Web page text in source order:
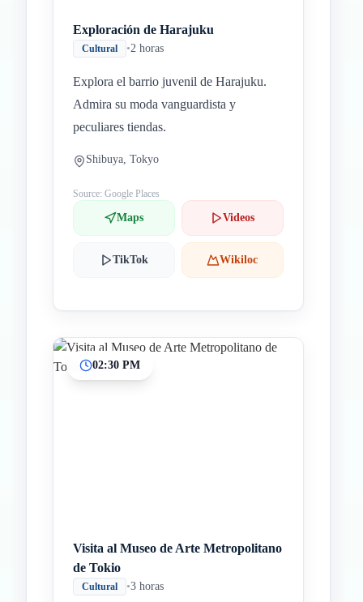
Exploración de Harajuku
Cultural •2 horas
Explora el barrio juvenil de Harajuku.
Admira su moda vanguardista y
peculiares tiendas.
Shibuya, Tokyo
Source: Google Places
Maps Videos
TikTok Wikiloc
02:30 PM
Visita al Museo de Arte Metropolitano
de Tokio
Cultural •3 horas